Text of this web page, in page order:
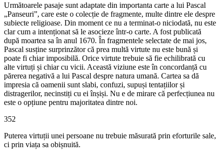
Următoarele pasaje sunt adaptate din importanta carte a lui Pascal
„Panseuri”, care este o colecție de fragmente, multe dintre ele despre
subiecte religioase. Din moment ce nu a terminat-o niciodată, nu este
clar cum a intenționat să le asocieze într-o carte. A fost publicată
după moartea sa în anul 1670. În fragmentele selectate de mai jos,
Pascal susține surprinzător că prea multă virtute nu este bună și
poate fi chiar imposibilă. Orice virtute trebuie să fie echilibrată cu
alte virtuți și chiar cu vicii. Această viziune este în concordanță cu
părerea negativă a lui Pascal despre natura umană. Cartea sa dă
impresia că oamenii sunt slabi, confuzi, supuși tentațiilor și
distragerilor, necinstiți cu ei înșiși. Nu e de mirare că perfecțiunea nu
este o opțiune pentru majoritatea dintre noi.
352
Puterea virtuții unei persoane nu trebuie măsurată prin eforturile sale,
ci prin viața sa obișnuită.